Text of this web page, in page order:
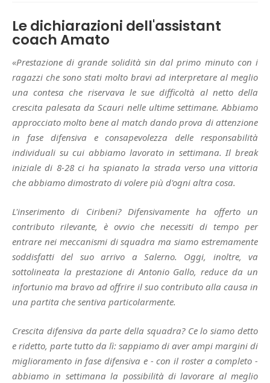
Le dichiarazioni dell'assistant
coach Amato
«Prestazione di grande solidità sin dal primo minuto con i
ragazzi che sono stati molto bravi ad interpretare al meglio
una contesa che riservava le sue difficoltà al netto della
crescita palesata da Scauri nelle ultime settimane. Abbiamo
approcciato molto bene al match dando prova di attenzione
in fase difensiva e consapevolezza delle responsabilità
individuali su cui abbiamo lavorato in settimana. Il break
iniziale di 8-28 ci ha spianato la strada verso una vittoria
che abbiamo dimostrato di volere più d'ogni altra cosa.
L'inserimento di Ciribeni? Difensivamente ha offerto un
contributo rilevante, è ovvio che necessiti di tempo per
entrare nei meccanismi di squadra ma siamo estremamente
soddisfatti del suo arrivo a Salerno. Oggi, inoltre, va
sottolineata la prestazione di Antonio Gallo, reduce da un
infortunio ma bravo ad offrire il suo contributo alla causa in
una partita che sentiva particolarmente.
Crescita difensiva da parte della squadra? Ce lo siamo detto
e ridetto, parte tutto da lì: sappiamo di aver ampi margini di
miglioramento in fase difensiva e - con il roster a completo -
abbiamo in settimana la possibilità di lavorare al meglio